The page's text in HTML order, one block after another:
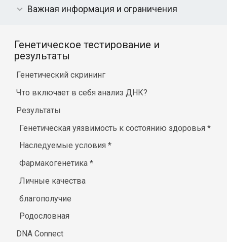
Важная информация и ограничения
Генетическое тестирование и
результаты
Генетический скрининг
Что включает в себя анализ ДНК?
Результаты
Генетическая уязвимость к состоянию здоровья*
Наследуемые условия*
Фармакогенетика*
Личные качества
благополучие
Родословная
DNA Connect